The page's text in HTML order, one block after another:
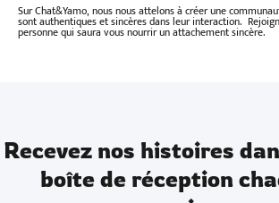
Sur Chat&Yamo, nous nous attelons à créer une
sont authentiques et sincères dans leur interaction.
personne qui saura vous nourrir un attachement sincère.
Recevez nos histoires
boîte de réception